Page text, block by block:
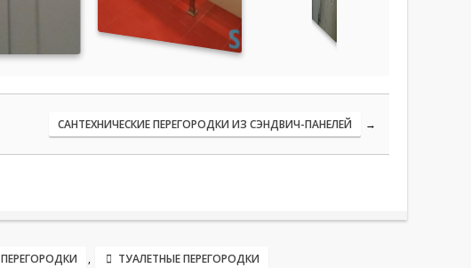
САНТЕХНИЧЕСКИЕ ПЕРЕГОРОДКИ ИЗ СЭНДВИЧ-ПАНЕЛЕЙ →
, ТУАЛЕТНЫЕ ПЕРЕГОРОДКИ